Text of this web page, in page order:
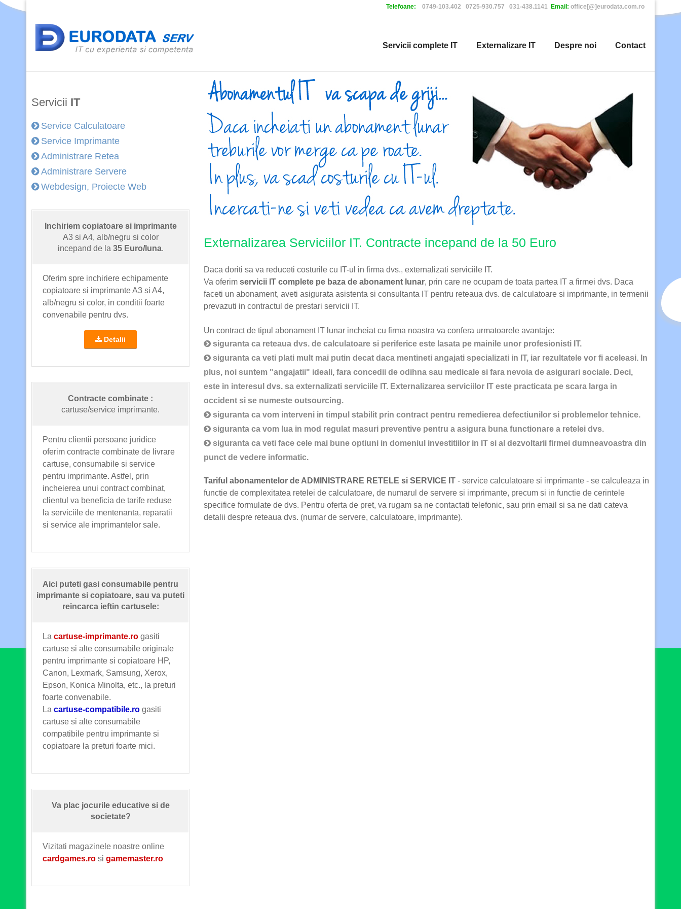
Telefoane: 0749-103.402 0725-930.757 031-438.1141 Email: office[@]eurodata.com.ro
Servicii complete IT Externalizare IT Despre noi Contact
Servicii IT
Service Calculatoare
Service Imprimante
Administrare Retea
Administrare Servere
Webdesign, Proiecte Web
Inchiriem copiatoare si imprimante
A3 si A4, alb/negru si color
incepand de la 35 Euro/luna.
Oferim spre inchiriere echipamente
copiatoare si imprimante A3 si A4,
alb/negru si color, in conditii foarte
convenabile pentru dvs.
Detalii
Contracte combinate :
cartuse/service imprimante.
Pentru clientii persoane juridice
oferim contracte combinate de livrare
cartuse, consumabile si service
pentru imprimante. Astfel, prin
incheierea unui contract combinat,
clientul va beneficia de tarife reduse
la serviciile de mentenanta, reparatii
si service ale imprimantelor sale.
Aici puteti gasi consumabile pentru
imprimante si copiatoare, sau va puteti
reincarca ieftin cartusele:
La cartuse-imprimante.ro gasiti
cartuse si alte consumabile originale
pentru imprimante si copiatoare HP,
Canon, Lexmark, Samsung, Xerox,
Epson, Konica Minolta, etc., la preturi
foarte convenabile.
La cartuse-compatibile.ro gasiti
cartuse si alte consumabile
compatibile pentru imprimante si
copiatoare la preturi foarte mici.
Va plac jocurile educative si de
societate?
Vizitati magazinele noastre online
cardgames.ro si gamemaster.ro
Externalizarea Serviciilor IT. Contracte incepand de la 50 Euro
Daca doriti sa va reduceti costurile cu IT-ul in firma dvs., externalizati serviciile IT.
Va oferim servicii IT complete pe baza de abonament lunar, prin care ne ocupam de toata partea IT a firmei dvs. Daca
faceti un abonament, aveti asigurata asistenta si consultanta IT pentru reteaua dvs. de calculatoare si imprimante, in termenii
prevazuti in contractul de prestari servicii IT.
Un contract de tipul abonament IT lunar incheiat cu firma noastra va confera urmatoarele avantaje:
siguranta ca reteaua dvs. de calculatoare si periferice este lasata pe mainile unor profesionisti IT.
siguranta ca veti plati mult mai putin decat daca mentineti angajati specializati in IT, iar rezultatele vor fi aceleasi. In
plus, noi suntem "angajatii" ideali, fara concedii de odihna sau medicale si fara nevoia de asigurari sociale. Deci,
este in interesul dvs. sa externalizati serviciile IT. Externalizarea serviciilor IT este practicata pe scara larga in
occident si se numeste outsourcing.
siguranta ca vom interveni in timpul stabilit prin contract pentru remedierea defectiunilor si problemelor tehnice.
siguranta ca vom lua in mod regulat masuri preventive pentru a asigura buna functionare a retelei dvs.
siguranta ca veti face cele mai bune optiuni in domeniul investitiilor in IT si al dezvoltarii firmei dumneavoastra din
punct de vedere informatic.
Tariful abonamentelor de ADMINISTRARE RETELE si SERVICE IT- service calculatoare si imprimante - se calculeaza in
functie de complexitatea retelei de calculatoare, de numarul de servere si imprimante, precum si in functie de cerintele
specifice formulate de dvs. Pentru oferta de pret, va rugam sa ne contactati telefonic, sau prin email si sa ne dati cateva
detalii despre reteaua dvs. (numar de servere, calculatoare, imprimante).